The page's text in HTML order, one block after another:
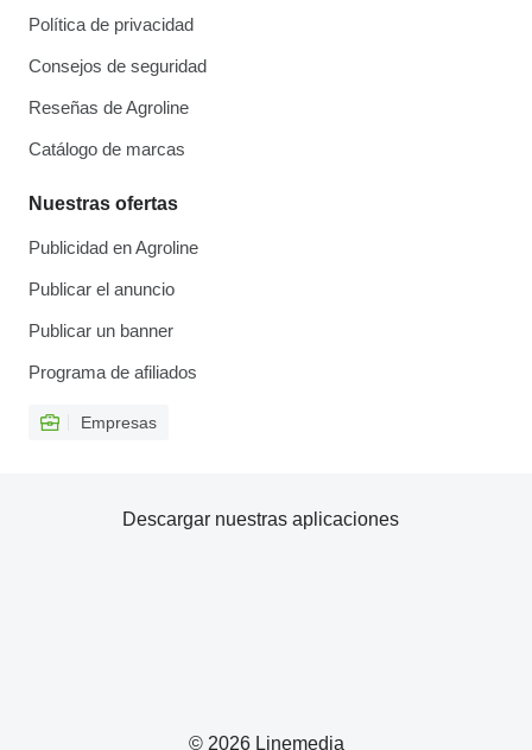
Política de privacidad
Consejos de seguridad
Reseñas de Agroline
Catálogo de marcas
Nuestras ofertas
Publicidad en Agroline
Publicar el anuncio
Publicar un banner
Programa de afiliados
Empresas
© 2026 Linemedia
Descargar nuestras aplicaciones